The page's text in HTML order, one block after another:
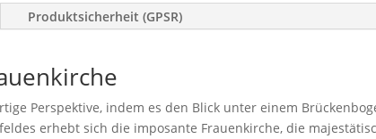
Produktsicherheit (GPSR)
Perspektive, indem es den Blick unter einem
erhebt sich die imposante Frauenkirche, die